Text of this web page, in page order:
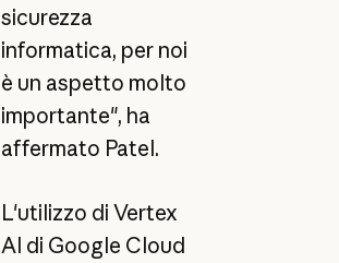
sicurezza
informatica, per noi
è un aspetto molto
importante", ha
affermato Patel.
L'utilizzo di Vertex
AI di Google Cloud